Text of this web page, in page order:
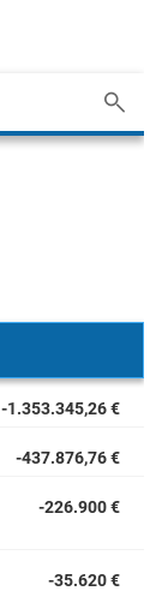
-1.353.345,26 €
-437.876,76 €
-226.900 €
-35.620 €